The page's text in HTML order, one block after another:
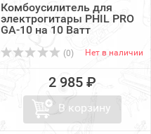
Комбоусилитель для
электрогитары PHIL PRO
GA-10 на 10 Ватт
(0) Нет в наличии
2 985 ₽
В корзину